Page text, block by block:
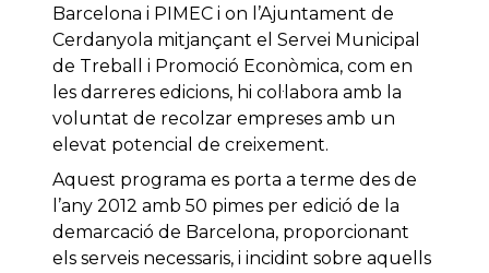
Barcelona i PIMEC i on l’Ajuntament de
Cerdanyola mitjançant el Servei Municipal
de Treball i Promoció Econòmica, com en
les darreres edicions, hi col·labora amb la
voluntat de recolzar empreses amb un
elevat potencial de creixement.
Aquest programa es porta a terme des de
l’any 2012 amb 50 pimes per edició de la
demarcació de Barcelona, proporcionant
els serveis necessaris, i incidint sobre aquells